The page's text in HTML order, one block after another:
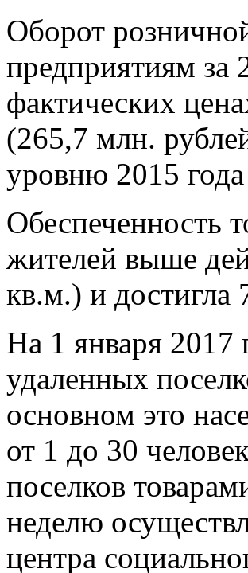
Оборот
предприятиям за
фактических
(265,7 млн.
уровню 2015
Обеспеченность
жителей выше
кв.м.) и достигла
На 1 января 2017
удаленных
основном это
от 1 до 30
поселков
неделю
центра